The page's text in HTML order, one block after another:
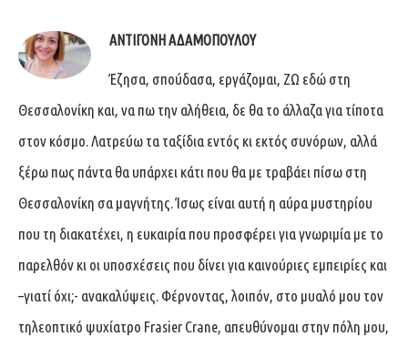
ΑΝΤΙΓΌΝΗ ΑΔΑΜΟΠΟΎΛΟΥ
Έζησα, σπούδασα, εργάζομαι, ΖΩ εδώ στη
Θεσσαλονίκη και, να πω την αλήθεια, δε θα το άλλαζα για τίποτα
στον κόσμο. Λατρεύω τα ταξίδια εντός κι εκτός συνόρων, αλλά
ξέρω πως πάντα θα υπάρχει κάτι που θα με τραβάει πίσω στη
Θεσσαλονίκη σα μαγνήτης. Ίσως είναι αυτή η αύρα μυστηρίου
που τη διακατέχει, η ευκαιρία που προσφέρει για γνωριμία με το
παρελθόν κι οι υποσχέσεις που δίνει για καινούριες εμπειρίες και
–γιατί όχι;- ανακαλύψεις. Φέρνοντας, λοιπόν, στο μυαλό μου τον
τηλεοπτικό ψυχίατρο Frasier Crane, απευθύνομαι στην πόλη μου,